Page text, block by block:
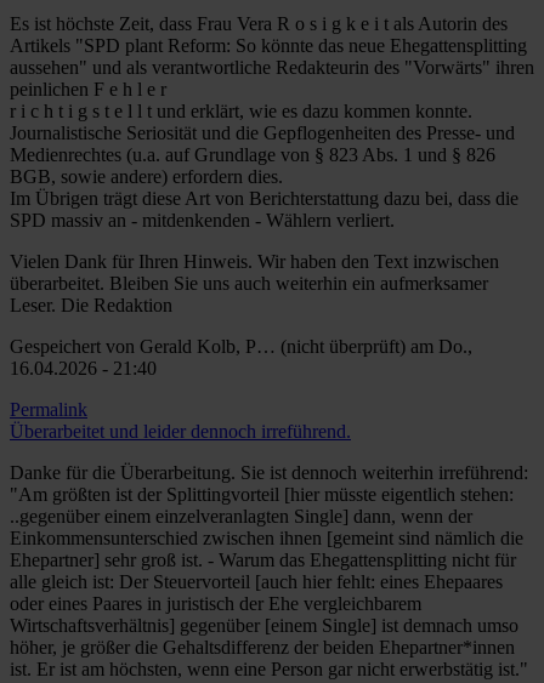
Es ist höchste Zeit, dass Frau Vera R o s i g k e i t als Autorin des
Artikels "SPD plant Reform: So könnte das neue Ehegattensplitting
aussehen" und als verantwortliche Redakteurin des "Vorwärts" ihren
peinlichen F e h l e r
r i c h t i g s t e l l t und erklärt, wie es dazu kommen konnte.
Journalistische Seriosität und die Gepflogenheiten des Presse- und
Medienrechtes (u.a. auf Grundlage von § 823 Abs. 1 und § 826
BGB, sowie andere) erfordern dies.
Im Übrigen trägt diese Art von Berichterstattung dazu bei, dass die
SPD massiv an - mitdenkenden - Wählern verliert.
Vielen Dank für Ihren Hinweis. Wir haben den Text inzwischen
überarbeitet. Bleiben Sie uns auch weiterhin ein aufmerksamer
Leser. Die Redaktion
Gespeichert von Gerald Kolb, P… (nicht überprüft) am Do.,
16.04.2026 - 21:40
Permalink
Überarbeitet und leider dennoch irreführend.
Danke für die Überarbeitung. Sie ist dennoch weiterhin irreführend:
"Am größten ist der Splittingvorteil [hier müsste eigentlich stehen:
..gegenüber einem einzelveranlagten Single] dann, wenn der
Einkommensunterschied zwischen ihnen [gemeint sind nämlich die
Ehepartner] sehr groß ist. - Warum das Ehegattensplitting nicht für
alle gleich ist: Der Steuervorteil [auch hier fehlt: eines Ehepaares
oder eines Paares in juristisch der Ehe vergleichbarem
Wirtschaftsverhältnis] gegenüber [einem Single] ist demnach umso
höher, je größer die Gehaltsdifferenz der beiden Ehepartner*innen
ist. Er ist am höchsten, wenn eine Person gar nicht erwerbstätig ist."